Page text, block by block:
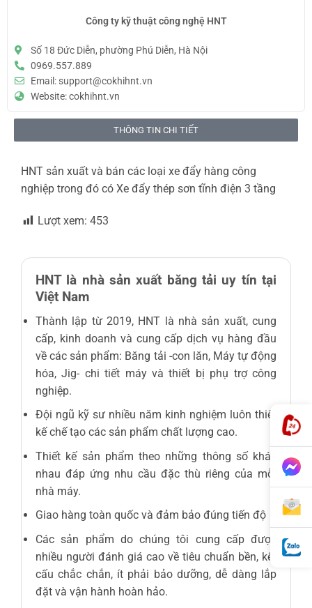
Công ty kỹ thuật công nghệ HNT
Số 18 Đức Diễn, phường Phú Diễn, Hà Nội
0969.557.889
Email: support@cokhihnt.vn
Website: cokhihnt.vn
THÔNG TIN CHI TIẾT
HNT sản xuất và bán các loại xe đẩy hàng công
nghiệp trong đó có Xe đẩy thép sơn tĩnh điện 3 tầng
Lượt xem: 453
HNT là nhà sản xuất băng tải uy tín tại
Việt Nam
Thành lập từ 2019, HNT là nhà sản xuất, cung
cấp, kinh doanh và cung cấp dịch vụ hàng đầu
về các sản phẩm: Băng tải -con lăn, Máy tự động
hóa, Jig- chi tiết máy và thiết bị phụ trợ công
nghiệp.
Đội ngũ kỹ sư nhiều năm kinh nghiệm luôn thiết
kế chế tạo các sản phẩm chất lượng cao.
Thiết kế sản phẩm theo những thông số khác
nhau đáp ứng nhu cầu đặc thù riêng của mỗi
nhà máy.
Giao hàng toàn quốc và đảm bảo đúng tiến độ
Các sản phẩm do chúng tôi cung cấp được
nhiều người đánh giá cao về tiêu chuẩn bền, kết
cấu chắc chắn, ít phải bảo dưỡng, dễ dàng lắp
đặt và vận hành hoàn hảo.